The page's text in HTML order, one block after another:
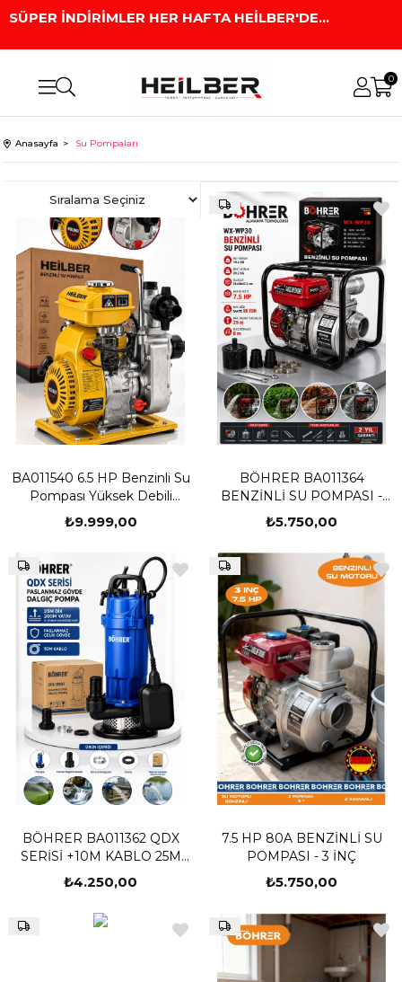
SÜPER İNDİRİMLER HER HAFTA HEİLBER'DE...
0
Anasayfa Su Pompaları
BA011540 6.5 HP Benzinli Su
Pompası Yüksek Debili
Bahçe ve Tarla Sulama Su
Motoru 3 İnç
₺9.999,00
BÖHRER BA011364
BENZİNLİ SU POMPASI -
SAATE 80 TON SU - 8M
EMİŞ - 25M DİK - 3 PARMAK-
80A-3İNÇ
₺5.750,00
BÖHRER BA011362 QDX
SERİSİ +10M KABLO 25M
DİK 200M YATAY
PASLANMAZ ÇELİK GÖVDE
TEMİZ SU DALGIÇ POMPA
₺4.250,00
7.5 HP 80A BENZİNLİ SU
POMPASI - 3 İNÇ
₺5.750,00